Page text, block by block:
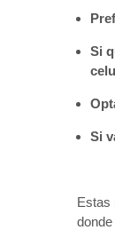
Si
Si
Estas